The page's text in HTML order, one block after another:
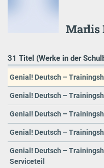
Marlis
31 Titel (Werke in der
Genial! Deutsch –
Genial! Deutsch –
Genial! Deutsch –
Genial! Deutsch –
Genial! Deutsch –
Serviceteil